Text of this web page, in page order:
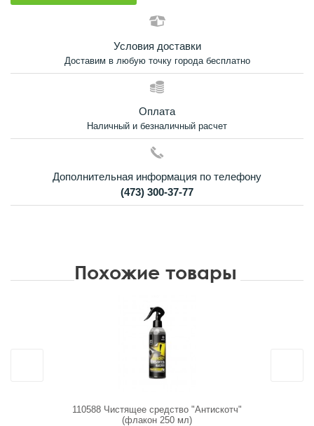
Условия доставки
Доставим в любую точку города бесплатно
Оплата
Наличный и безналичный расчет
Дополнительная информация по телефону
(473) 300-37-77
Похожие товары
110588 Чистящее средство "Антискотч"
(флакон 250 мл)